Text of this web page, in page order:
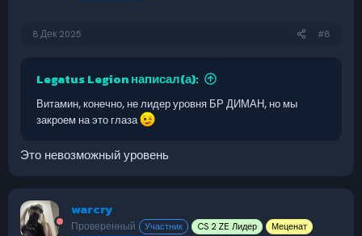
8 Дек 2025 #8
Legatus Legion написал(а):
Витамин, конечно, не лидер уровня БР ДИМАН, но мы
закроем на это глаза
Это невозможный уровень
warcry
Проверенный Участник CS 2 ZE Лидер
Меценат